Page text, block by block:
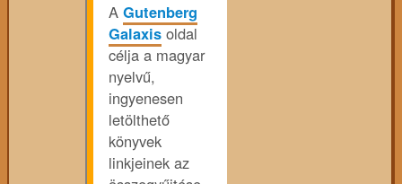
A Gutenberg
Galaxis oldal
célja a magyar
nyelvű,
ingyenesen
letölthető
könyvek
linkjeinek az